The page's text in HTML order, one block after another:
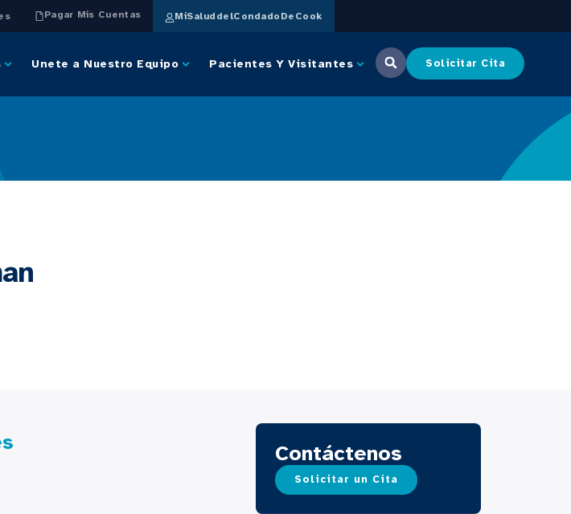
Pagar Mis Cuentas MiSaluddelCondadoDeCook
Unete a Nuestro Equipo Pacientes Y Visitantes Solicitar Cita
Contáctenos
Solicitar un Cita